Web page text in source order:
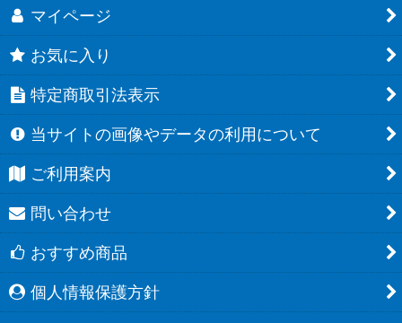
マイページ
お気に入り
特定商取引法表示
当サイトの画像やデータの利用について
ご利用案内
問い合わせ
おすすめ商品
個人情報保護方針